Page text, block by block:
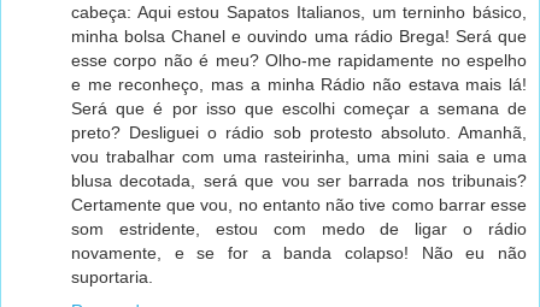
cabeça: Aqui estou Sapatos Italianos, um terninho básico,
minha bolsa Chanel e ouvindo uma rádio Brega! Será que
esse corpo não é meu? Olho-me rapidamente no espelho
e me reconheço, mas a minha Rádio não estava mais lá!
Será que é por isso que escolhi começar a semana de
preto? Desliguei o rádio sob protesto absoluto. Amanhã,
vou trabalhar com uma rasteirinha, uma mini saia e uma
blusa decotada, será que vou ser barrada nos tribunais?
Certamente que vou, no entanto não tive como barrar esse
som estridente, estou com medo de ligar o rádio
novamente, e se for a banda colapso! Não eu não
suportaria.